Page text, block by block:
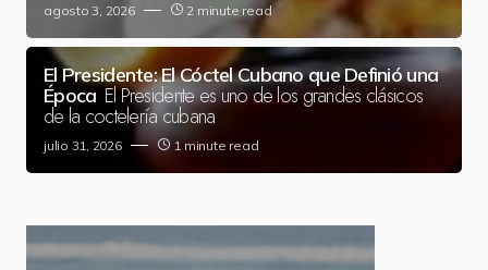
agosto 3, 2026 2 minute read
El Presidente: El Cóctel Cubano que Definió una
Época El Presidente es uno de los grandes clásicos
de la coctelería cubana
julio 31, 2026 1 minute read